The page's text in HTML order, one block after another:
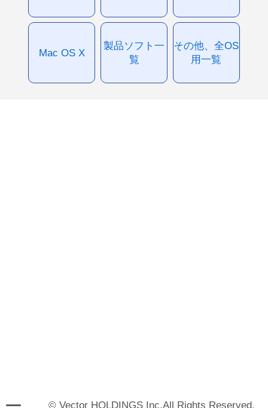
Mac OS X
製品ソフト一
覧
その他、全OS
用一覧
© Vector HOLDINGS Inc.All Rights Reserved.